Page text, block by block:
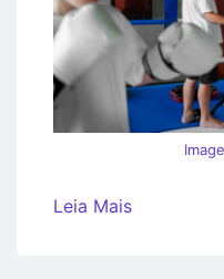
Leia Mais